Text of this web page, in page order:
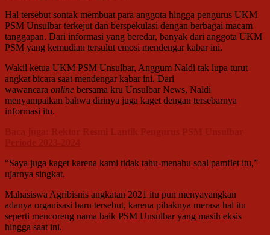
Hal tersebut sontak membuat para anggota hingga pengurus UKM
PSM Unsulbar terkejut dan berspekulasi dengan berbagai macam
tanggapan. Dari informasi yang beredar, banyak dari anggota UKM
PSM yang kemudian tersulut emosi mendengar kabar ini.
Wakil ketua UKM PSM Unsulbar, Anggum Naldi tak lupa turut
angkat bicara saat mendengar kabar ini. Dari
wawancara online bersama kru Unsulbar News, Naldi
menyampaikan bahwa dirinya juga kaget dengan tersebarnya
informasi itu.
“Saya juga kaget karena kami tidak tahu-menahu soal pamflet itu,”
ujarnya singkat.
Mahasiswa Agribisnis angkatan 2021 itu pun menyayangkan
adanya organisasi baru tersebut, karena pihaknya merasa hal itu
seperti mencoreng nama baik PSM Unsulbar yang masih eksis
hingga saat ini.